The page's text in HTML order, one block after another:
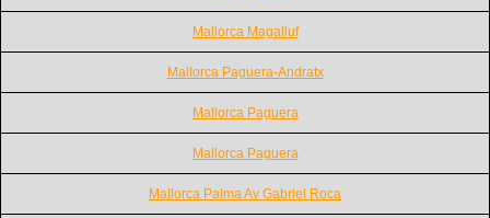
Mallorca Magalluf
Mallorca Paguera-Andratx
Mallorca Paguera
Mallorca Paguera
Mallorca Palma Av Gabriel Roca